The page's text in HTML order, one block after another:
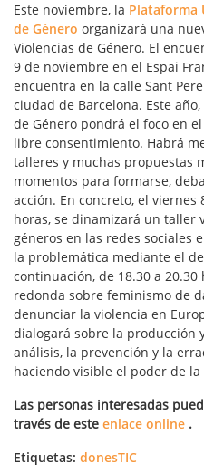
Este noviembre, la Plataforma
de Género organizará una
Violencias de Género. El
9 de noviembre en el Espai
encuentra en la calle Sant
ciudad de Barcelona. Este
de Género pondrá el foco en
libre consentimiento. Habrá
talleres y muchas propuestas
momentos para formarse,
acción. En concreto, el viernes
horas, se dinamizará un taller
géneros en las redes sociales
la problemática mediante el
continuación, de 18.30 a
redonda sobre feminismo de
denunciar la violencia en
dialogará sobre la producción
análisis, la prevención y la
haciendo visible el poder de la
Las personas interesadas
través de este enlace online .
Etiquetas: donesTIC